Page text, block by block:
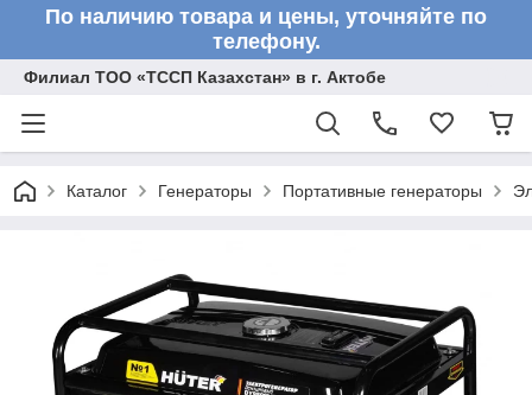
По наличию товара и цены, уточняйте по
телефону.
Филиал ТОО «ТССП Казахстан» в г. Актобе
Каталог Генераторы Портативные генераторы